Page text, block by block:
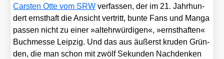
Cars­ten Otte vom SRW ver­fas­sen, der im 21. Jahr­hun­
dert ernst­haft die Ansicht ver­tritt, bun­te Fans und Man­ga
pas­sen nicht zu einer »alt­ehr­wür­di­gen«, »ernst­haf­ten«
Buch­mes­se Leip­zig. Und das aus äußerst kru­den Grün­
den, die man schon mit zwölf Sekun­den Nach­den­ken